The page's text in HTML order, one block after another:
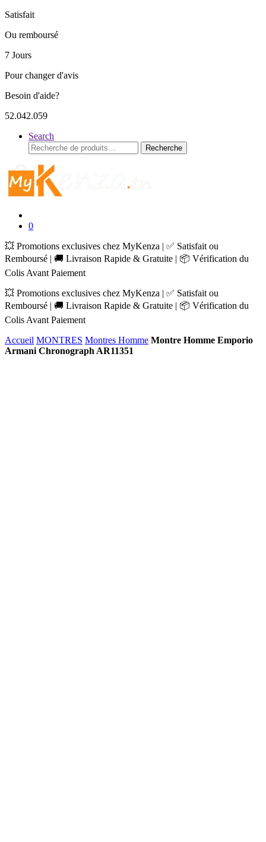
Satisfait
Ou remboursé
7 Jours
Pour changer d'avis
Besoin d'aide?
52.042.059
Search
Recherche
pour :
Recherche
0
💥 Promotions exclusives chez MyKenza | ✅ Satisfait ou
Remboursé | 🚚 Livraison Rapide & Gratuite | 📦 Vérification du
Colis Avant Paiement
💥 Promotions exclusives chez MyKenza | ✅ Satisfait ou
Remboursé | 🚚 Livraison Rapide & Gratuite | 📦 Vérification du
Colis Avant Paiement
Accueil MONTRES Montres Homme Montre Homme Emporio
Armani Chronograph AR11351